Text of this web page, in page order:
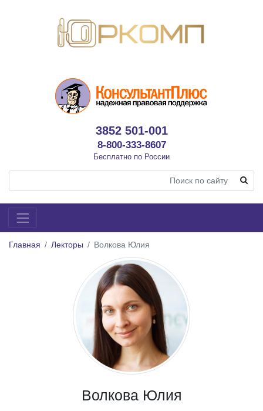
3852 501-001
8-800-333-8607
Бесплатно по России
Главная Лекторы Волкова Юлия
Волкова Юлия